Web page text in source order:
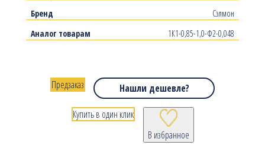
Бренд
Сэлмон
Аналог товарам
1К1-0,85-1,0-Ф2-0,048
Нашли дешевле?
В избранное
Предзаказ
Купить в один клик